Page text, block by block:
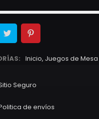
Inicio, Juegos de Mesa
Seguro
de envíos